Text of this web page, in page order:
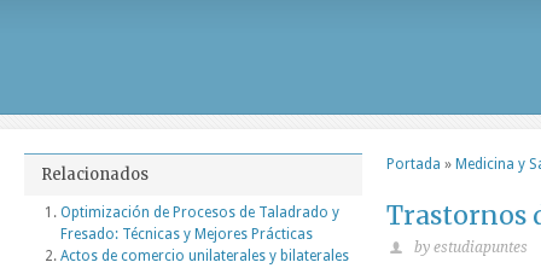
Portada » Medicina y
Trastornos
by estudiapuntes
Relacionados
Optimización de Procesos de Taladrado y
Fresado: Técnicas y Mejores Prácticas
Actos de comercio unilaterales y bilaterales